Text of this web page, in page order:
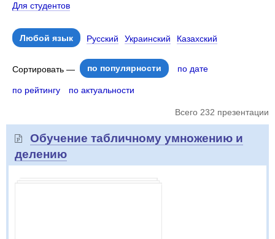
Для студентов
Любой язык Русский Украинский Казахский
Сортировать — по популярности по дате
по рейтингу по актуальности
Всего 232 презентации
Обучение табличному умножению и
делению